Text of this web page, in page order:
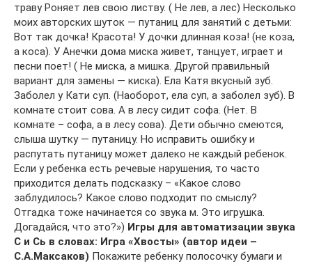
траву Роняет лев свою листву. ( Не лев, а лес) Несколько
моих авторских шуток — путаниц для занятий с детьми:
Вот так дочка! Красота! У дочки длинная коза! (не коза,
а коса). У Анечки дома миска живет, танцует, играет и
песни поет! ( Не миска, а мишка. Другой правильный
вариант для замены — киска). Ела Катя вкусный зуб.
Заболел у Кати суп. (Наоборот, ела суп, а заболел зуб). В
комнате стоит сова. А в лесу сидит софа. (Нет. В
комнате – софа, а в лесу сова). Дети обычно смеются,
слыша шутку — путаницу. Но исправить ошибку и
распутать путаницу может далеко не каждый ребенок.
Если у ребенка есть речевые нарушения, то часто
приходится делать подсказку – «Какое слово
заблудилось? Какое слово подходит по смыслу?
Отгадка тоже начинается со звука м. Это игрушка.
Догадайся, что это?») Игры для автоматизации звука
С и Сь в словах: Игра «Хвосты» (автор идеи –
С.А.Максаков) Покажите ребенку полосочку бумаги и